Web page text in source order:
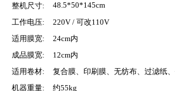
整机尺寸:
48.5*50*145cm
工作电压:
220V / 可改110V
适用膜宽:
24cm内
成品膜宽:
12cm内
适用卷材:
复合膜、印刷膜、无纺布、过滤纸
机器重量:
约55kg